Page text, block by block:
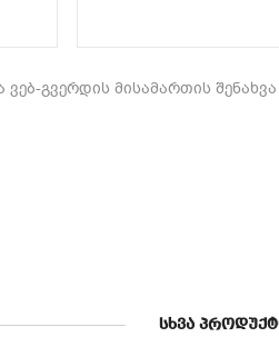
გვერდის მისამართის
ᲡᲮᲕᲐ